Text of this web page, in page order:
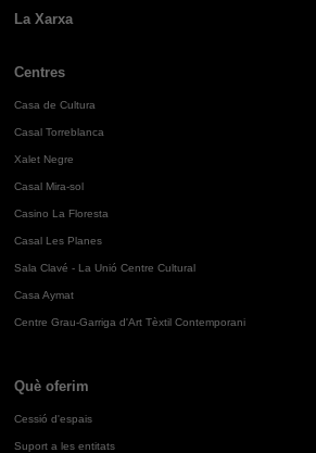
La Xarxa
Centres
Casa de Cultura
Casal Torreblanca
Xalet Negre
Casal Mira-sol
Casino La Floresta
Casal Les Planes
Sala Clavé - La Unió Centre Cultural
Casa Aymat
Centre Grau-Garriga d'Art Tèxtil Contemporani
Què oferim
Cessió d'espais
Suport a les entitats